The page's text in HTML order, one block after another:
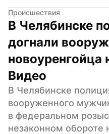
Происшествия
В Челябинске
догнали
новоуренгойца
Видео
В Челябинске
вооруженного
в федеральном
незаконном обороте